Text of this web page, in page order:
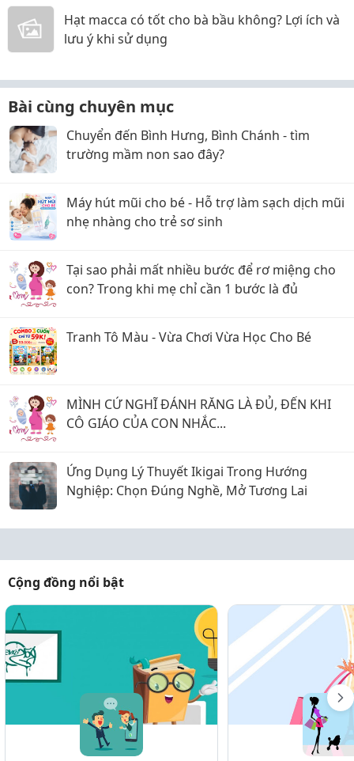
Hạt macca có tốt cho bà bầu không? Lợi ích và
lưu ý khi sử dụng
Bài cùng chuyên mục
Chuyển đến Bình Hưng, Bình Chánh - tìm
trường mầm non sao đây?
Máy hút mũi cho bé - Hỗ trợ làm sạch dịch mũi
nhẹ nhàng cho trẻ sơ sinh
Tại sao phải mất nhiều bước để rơ miệng cho
con? Trong khi mẹ chỉ cần 1 bước là đủ
Tranh Tô Màu - Vừa Chơi Vừa Học Cho Bé
MÌNH CỨ NGHĨ ĐÁNH RĂNG LÀ ĐỦ, ĐẾN KHI
CÔ GIÁO CỦA CON NHẮC...
Ứng Dụng Lý Thuyết Ikigai Trong Hướng
Nghiệp: Chọn Đúng Nghề, Mở Tương Lai
Cộng đồng nổi bật